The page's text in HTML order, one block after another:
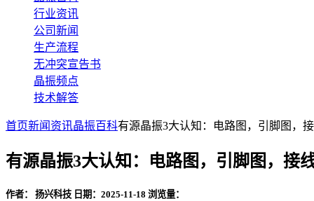
行业资讯
公司新闻
生产流程
无冲突宣告书
晶振频点
技术解答
首页新闻资讯晶振百科有源晶振3大认知：电路图，引脚图，
有源晶振3大认知：电路图，引脚图，接
作者： 扬兴科技 日期：2025-11-18 浏览量：